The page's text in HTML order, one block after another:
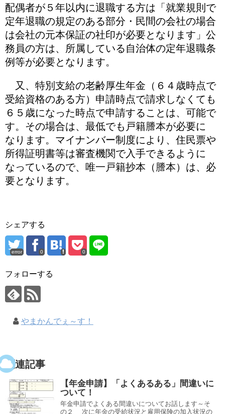
配偶者が５年以内に退職する方は「就業規則で
定年退職の規定のある部分・民間の会社の場合
は会社の元本保証の社印が必要となります」公
務員の方は、所属している自治体の定年退職条
例等が必要となります。
又、特別支給の老齢厚生年金（６４歳時点で
受給資格のある方）申請時点で請求しなくても
６５歳になった時点で申請することは、可能で
す。その場合は、最低でも戸籍謄本が必要に
なります。マイナンバー制度により、住民票や
所得証明書等は審査機関で入手できるように
なっているので、唯一戸籍抄本（謄本）は、必
要となります。
シェアする
error 0 0
フォローする
やまかんでぇ～す！
関連記事
【年金申請】「よくあるある」間違いに
ついて！
年金申請でよくある間違いについてお話します～そ
の２ 次に年金の受給状況と雇用保険の加入状況の